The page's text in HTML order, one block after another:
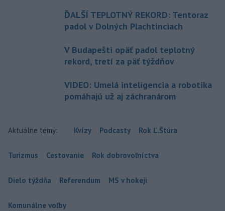
ĎALŠÍ TEPLOTNÝ REKORD: Tentoraz
padol v Dolných Plachtinciach
V Budapešti opäť padol teplotný
rekord, tretí za päť týždňov
VIDEO: Umelá inteligencia a robotika
pomáhajú už aj záchranárom
Aktuálne témy: Kvízy Podcasty Rok Ľ.Štúra
Turizmus Cestovanie Rok dobrovoľníctva
Dielo týždňa Referendum MS v hokeji
Komunálne voľby